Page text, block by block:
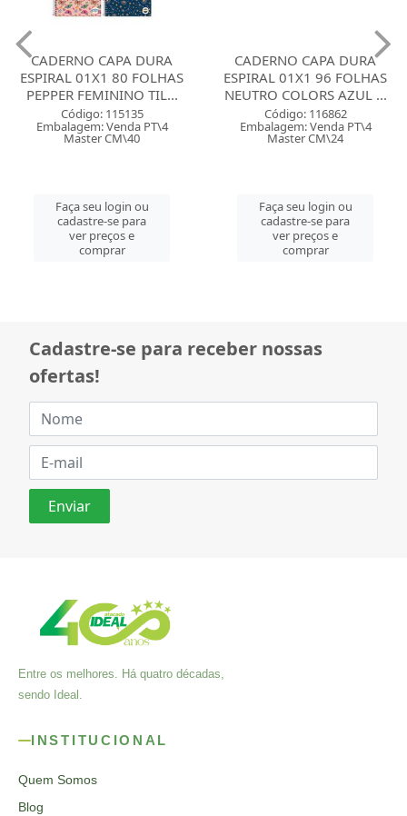
CADERNO CAPA DURA
ESPIRAL 01X1 80 FOLHAS
PEPPER FEMININO TIL...
Código: 115135
Embalagem: Venda PT\4
Master CM\40
Faça seu login ou
cadastre-se para
ver preços e
comprar
CADERNO CAPA DURA
ESPIRAL 01X1 96 FOLHAS
NEUTRO COLORS AZUL ...
Código: 116862
Embalagem: Venda PT\4
Master CM\24
Faça seu login ou
cadastre-se para
ver preços e
comprar
Cadastre-se para receber nossas
ofertas!
Entre os melhores. Há quatro décadas,
sendo Ideal.
INSTITUCIONAL
Quem Somos
Blog